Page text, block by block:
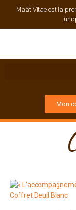
Maât Vitae est la
Mon